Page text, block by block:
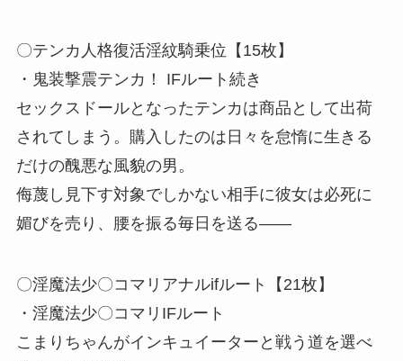
〇テンカ人格復活淫紋騎乗位【15枚】
・鬼装撃震テンカ！ IFルート続き
セックスドールとなったテンカは商品として出荷
されてしまう。購入したのは日々を怠惰に生きる
だけの醜悪な風貌の男。
侮蔑し見下す対象でしかない相手に彼女は必死に
媚びを売り、腰を振る毎日を送る――
〇淫魔法少〇コマリアナルifルート【21枚】
・淫魔法少〇コマリIFルート
こまりちゃんがインキュイーターと戦う道を選べ